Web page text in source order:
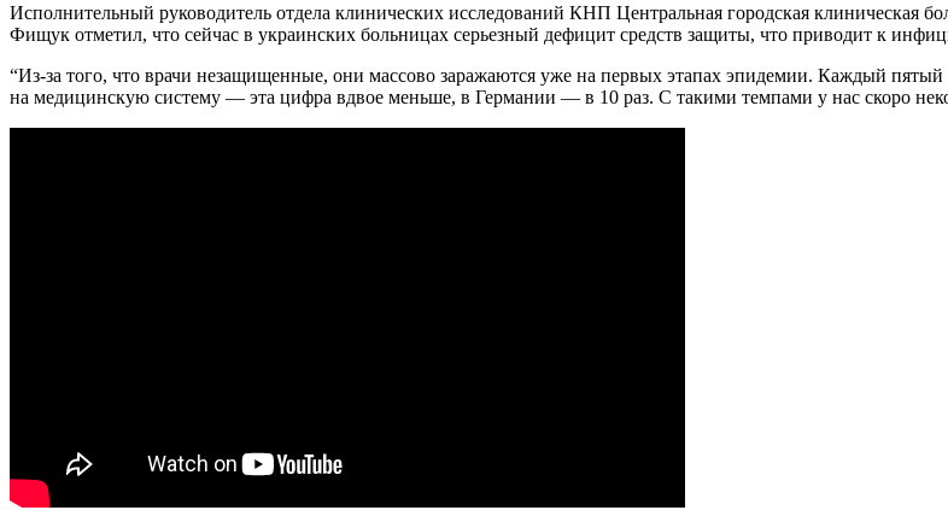
Исполнительный руководитель отдела клинических исследований КНП Центральная городская клиническая
Фищук отметил, что сейчас в украинских больницах серьезный дефицит средств защиты, что приводит к
“Из-за того, что врачи незащищенные, они массово заражаются уже на первых этапах эпидемии. Каждый
на медицинскую систему — эта цифра вдвое меньше, в Германии — в 10 раз. С такими темпами у нас скоро